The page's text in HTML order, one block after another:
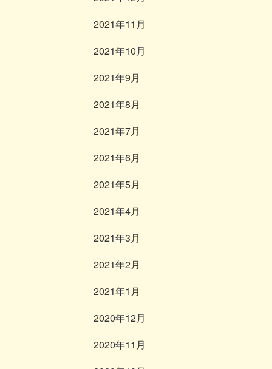
2021年11月
2021年10月
2021年9月
2021年8月
2021年7月
2021年6月
2021年5月
2021年4月
2021年3月
2021年2月
2021年1月
2020年12月
2020年11月